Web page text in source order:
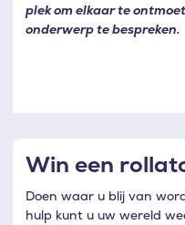
plek om elkaar te
onderwerp te bespreken.
Win een
Doen waar u blij van
hulp kunt u uw wereld